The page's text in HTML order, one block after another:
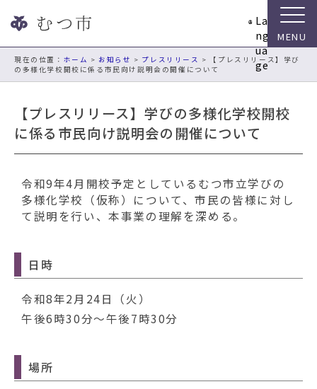
ビ
La
ng
ua
ge
現在の位置： ホーム > お知らせ > プレスリリース > 【プレスリリース】学び
の多様化学校開校に係る市民向け説明会の開催について
【プレスリリース】学びの多様化学校開校
に係る市民向け説明会の開催について
令和9年4月開校予定としているむつ市立学びの
多様化学校（仮称）について、市民の皆様に対し
て説明を行い、本事業の理解を深める。
日時
令和8年2月24日（火）
午後6時30分～午後7時30分
場所